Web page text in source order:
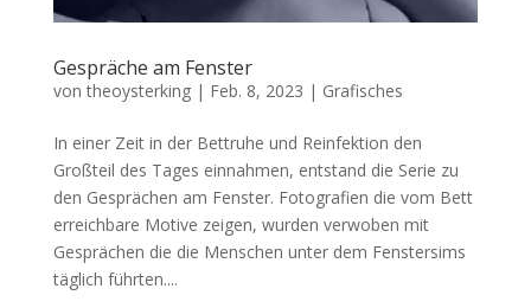
Gespräche am Fenster
vontheoysterking| Feb. 8, 2023 | Grafisches
In einer Zeit in der Bettruhe und Reinfektion den
Großteil des Tages einnahmen, entstand die Serie zu
den Gesprächen am Fenster. Fotografien die vom Bett
erreichbare Motive zeigen, wurden verwoben mit
Gesprächen die die Menschen unter dem Fenstersims
täglich führten....